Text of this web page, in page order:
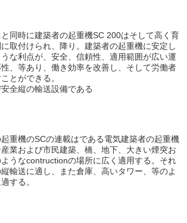
同時に建築者の起重機SC 200はそして高く育
取付けられ、降り。建築者の起重機に安定し
な利点が、安全、信頼性、適用範囲が広い運
、等あり、働き効率を改善し、そして労働者
とができる。
全縦の輸送設備である
重機のSCの連載はである電気建築者の起重機
業および市民建築、橋、地下、大きい煙突お
うなcontructionの場所に広く適用する。それ
輸送に適し、また倉庫、高いタワー、等のよ
する。